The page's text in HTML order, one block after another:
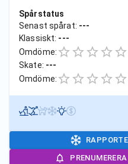
Spårstatus
Senast spårat: ---
Klassiskt: ---
Omdöme:
Skate: ---
Omdöme: